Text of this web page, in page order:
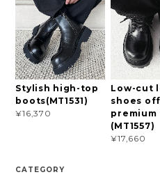
Stylish high-top
boots(MT1531)
¥16,370
Low-cut
shoes
premium
(MT1557)
¥17,660
CATEGORY